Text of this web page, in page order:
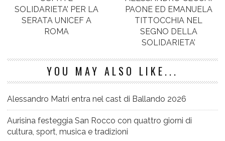
SOLIDARIETA’ PER LA
SERATA UNICEF A
ROMA
PAONE ED EMANUELA
TITTOCCHIA NEL
SEGNO DELLA
SOLIDARIETA’
YOU MAY ALSO LIKE...
Alessandro Matri entra nel cast di Ballando 2026
Aurisina festeggia San Rocco con quattro giorni di
cultura, sport, musica e tradizioni